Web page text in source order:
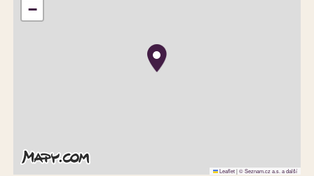
−
Leaflet|© Seznam.cz a.s. a další